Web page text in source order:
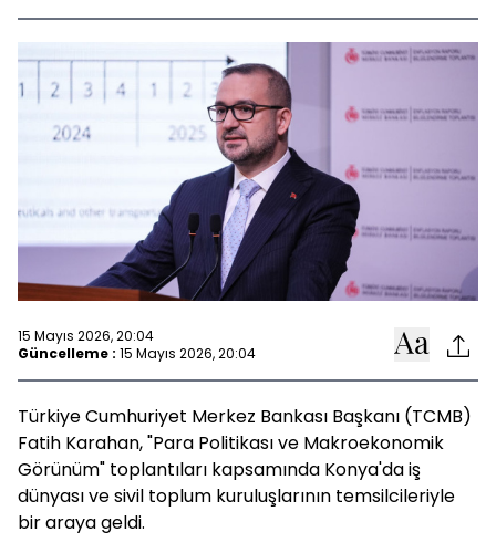
15 Mayıs 2026, 20:04
Güncelleme : 15 Mayıs 2026, 20:04
Türkiye Cumhuriyet Merkez Bankası Başkanı (TCMB)
Fatih Karahan, "Para Politikası ve Makroekonomik
Görünüm" toplantıları kapsamında Konya'da iş
dünyası ve sivil toplum kuruluşlarının temsilcileriyle
bir araya geldi.